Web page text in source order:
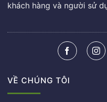
khách hàng và người sử
VỀ CHÚNG TÔI